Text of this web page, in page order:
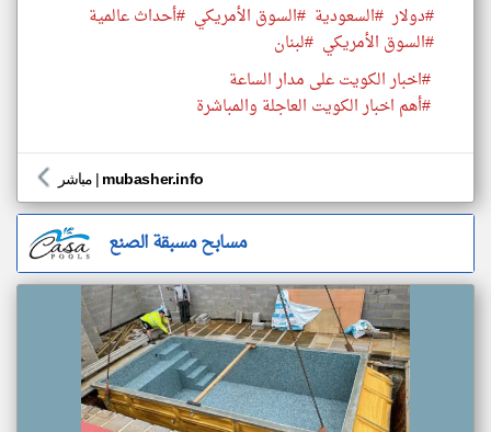
#دولار #السعودية #السوق الأمريكي #أحداث عالمية
#السوق الأمريكي #لبنان
#اخبار الكويت على مدار الساعة
#أهم اخبار الكويت العاجلة والمباشرة
مباشر | mubasher.info
مسابح مسبقة الصنع